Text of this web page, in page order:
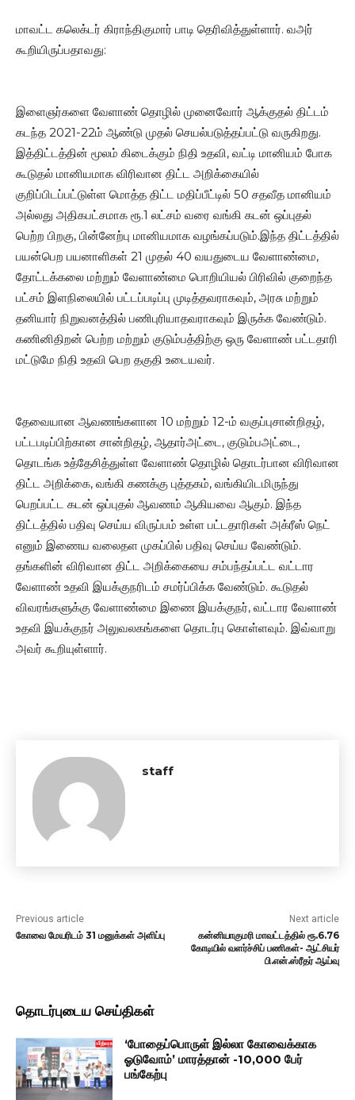
மாவட்ட கலெக்டர் கிராந்திகுமார் பாடி தெரிவித்துள்ளார். வஅர்
கூறியிருப்பதாவது:
இளைஞர்களை வேளாண் தொழில் முனைவோர் ஆக்குதல் திட்டம்
கடந்த 2021-22ம் ஆண்டு முதல் செயல்படுத்தப்பட்டு வருகிறது.
இத்திட்டத்தின் மூலம் கிடைக்கும் நிதி உதவி, வட்டி மானியம் போக
கூடுதல் மானியமாக விரிவான திட்ட அறிக்கையில்
குறிப்பிடப்பட்டுள்ள மொத்த திட்ட மதிப்பீட்டில் 50 சதவீத மானியம்
அல்லது அதிகபட்சமாக ரூ.1 லட்சம் வரை வங்கி கடன் ஒப்புதல்
பெற்ற பிறகு, பின்னேற்பு மானியமாக வழங்கப்படும்.இந்த திட்டத்தில்
பயன்பெற பயனாளிகள் 21 முதல் 40 வயதுடைய வேளாண்மை,
தோட்டக்கலை மற்றும் வேளாண்மை பொறியியல் பிரிவில் குறைந்த
பட்சம் இளநிலையில் பட்டப்படிப்பு முடித்தவராகவும், அரசு மற்றும்
தனியார் நிறுவனத்தில் பணிபுரியாதவராகவும் இருக்க வேண்டும்.
கணினிதிறன் பெற்ற மற்றும் குடும்பத்திற்கு ஒரு வேளாண் பட்டதாரி
மட்டுமே நிதி உதவி பெற தகுதி உடையவர்.
தேவையான ஆவணங்களான 10 மற்றும் 12-ம் வகுப்புசான்றிதழ்,
பட்டபடிப்பிற்கான சான்றிதழ், ஆதார்அட்டை, குடும்பஅட்டை,
தொடங்க உத்தேசித்துள்ள வேளாண் தொழில் தொடர்பான விரிவான
திட்ட அறிக்கை, வங்கி கணக்கு புத்தகம், வங்கியிடமிருந்து
பெறப்பட்ட கடன் ஒப்புதல் ஆவணம் ஆகியவை ஆகும். இந்த
திட்டத்தில் பதிவு செய்ய விருப்பம் உள்ள பட்டதாரிகள் அக்ரீஸ் நெட்
எனும் இணைய வலைதள முகப்பில் பதிவு செய்ய வேண்டும்.
தங்களின் விரிவான திட்ட அறிக்கையை சம்பந்தப்பட்ட வட்டார
வேளாண் உதவி இயக்குநரிடம் சமர்ப்பிக்க வேண்டும். கூடுதல்
விவரங்களுக்கு வேளாண்மை இணை இயக்குநர், வட்டார வேளாண்
உதவி இயக்குநர் அலுவலகங்களை தொடர்பு கொள்ளவும். இவ்வாறு
அவர் கூறியுள்ளார்.
staff
Previous article
கோவை மேயரிடம் 31 மனுக்கள் அளிப்பு
Next article
கன்னியாகுமரி மாவட்டத்தில் ரூ.6.76
கோடியில் வளர்ச்சிப் பணிகள்- ஆட்சியர்
பி.என்.ஸ்ரீதர் ஆய்வு
தொடர்புடைய செய்திகள்
‘போதைப்பொருள் இல்லா கோவைக்காக
ஓடுவோம்’ மாரத்தான் -10,000 பேர்
பங்கேற்பு